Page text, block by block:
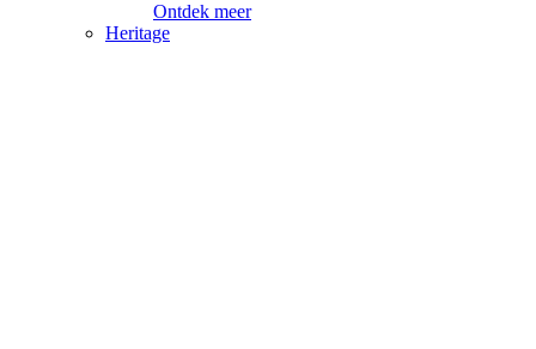
Ontdek meer
Heritage